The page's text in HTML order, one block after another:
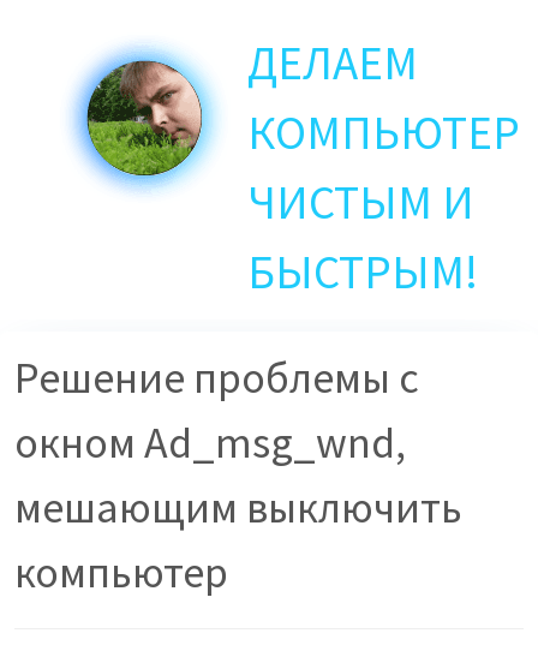
ДЕЛАЕМ
КОМПЬЮТЕР
ЧИСТЫМ И
БЫСТРЫМ!
Решение проблемы с
окном Ad_msg_wnd,
мешающим выключить
компьютер